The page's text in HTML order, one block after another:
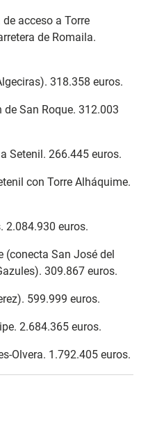
de acceso a Torre
de Romaila.
318.358 euros.
San Roque. 312.003
Setenil. 266.445 euros.
con Torre Alháquime.
2.084.930 euros.
(conecta San José del
309.867 euros.
599.999 euros.
2.684.365 euros.
Olvera. 1.792.405 euros.